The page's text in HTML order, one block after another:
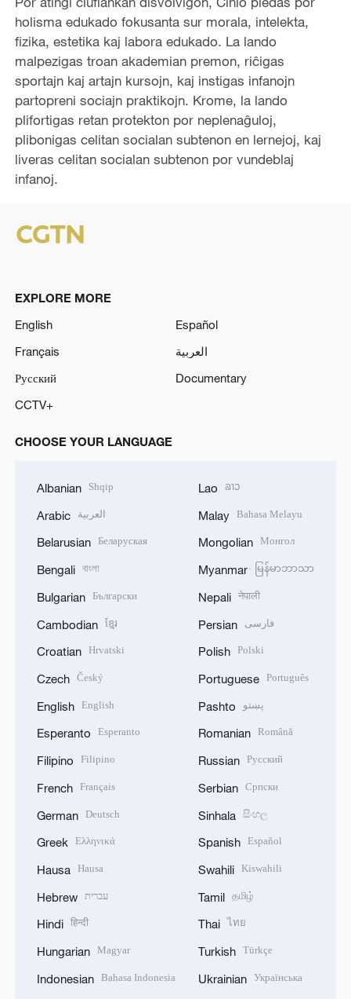
holisma edukado fokusanta sur morala, intelekta,
fizika, estetika kaj labora edukado. La lando
malpezigas troan akademian premon, riĉigas
sportajn kaj artajn kursojn, kaj instigas infanojn
partopreni sociajn praktikojn. Krome, la lando
plifortigas retan protekton por neplenaĝuloj,
plibonigas celitan socialan subtenon en lernejoj, kaj
liveras celitan socialan subtenon por vundeblaj
infanoj.
EXPLORE MORE
English
Español
Français
العربية
Русский
Documentary
CCTV+
CHOOSE YOUR LANGUAGE
Albanian Shqip
Arabic العربية
Belarusian Беларуская
Bengali বাংলা
Bulgarian Български
Cambodian ខ្មែរ
Croatian Hrvatski
Czech Český
English English
Esperanto Esperanto
Filipino Filipino
French Français
German Deutsch
Greek Ελληνικά
Hausa Hausa
Hebrew עברית
Hindi हिन्दी
Hungarian Magyar
Indonesian Bahasa Indonesia
Lao ລາວ
Malay Bahasa Melayu
Mongolian Монгол
Myanmar မြန်မာဘာသာ
Nepali नेपाली
Persian فارسی
Polish Polski
Portuguese Português
Pashto پښتو
Romanian Română
Russian Русский
Serbian Српски
Sinhala සිංහල
Spanish Español
Swahili Kiswahili
Tamil தமிழ்
Thai ไทย
Turkish Türkçe
Ukrainian Українська